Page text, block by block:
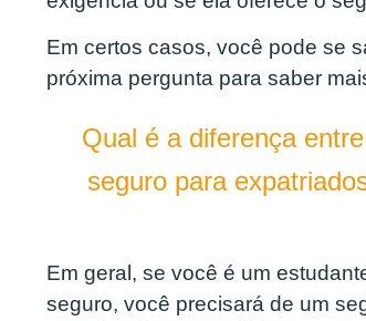
Em certos casos, você pode se
próxima pergunta para saber
Qual é a diferença
seguro para
Em geral, se você é um
seguro, você precisará de um